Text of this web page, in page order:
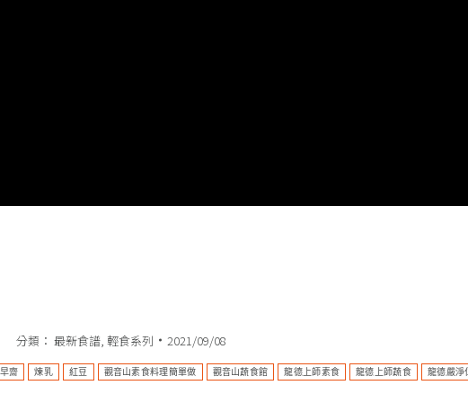
分類： 最新食譜, 輕食系列
2021/09/08
早齋 煉乳 紅豆 觀音山素食料理簡單做 觀音山蔬食館 龍德上師素食 龍德上師蔬食 龍德嚴淨